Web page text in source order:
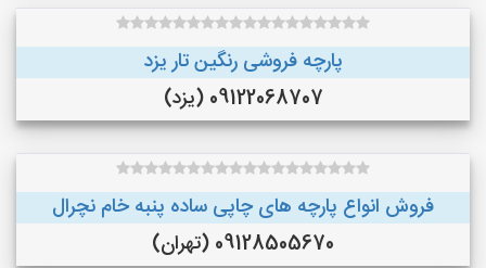
پارچه فروشی رنگین تار یزد
09122068707 (یزد)
فروش انواع پارچه های چاپی ساده پنبه خام نچرال
09128505670 (تهران)